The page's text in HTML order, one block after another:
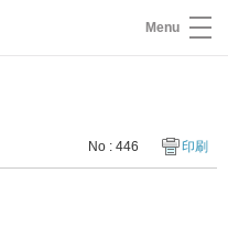
Menu
No : 446 印刷